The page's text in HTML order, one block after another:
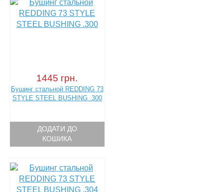
1445 грн.
Бушинг стальной REDDING 73
STYLE STEEL BUSHING .300
ДОДАТИ ДО
КОШИКА